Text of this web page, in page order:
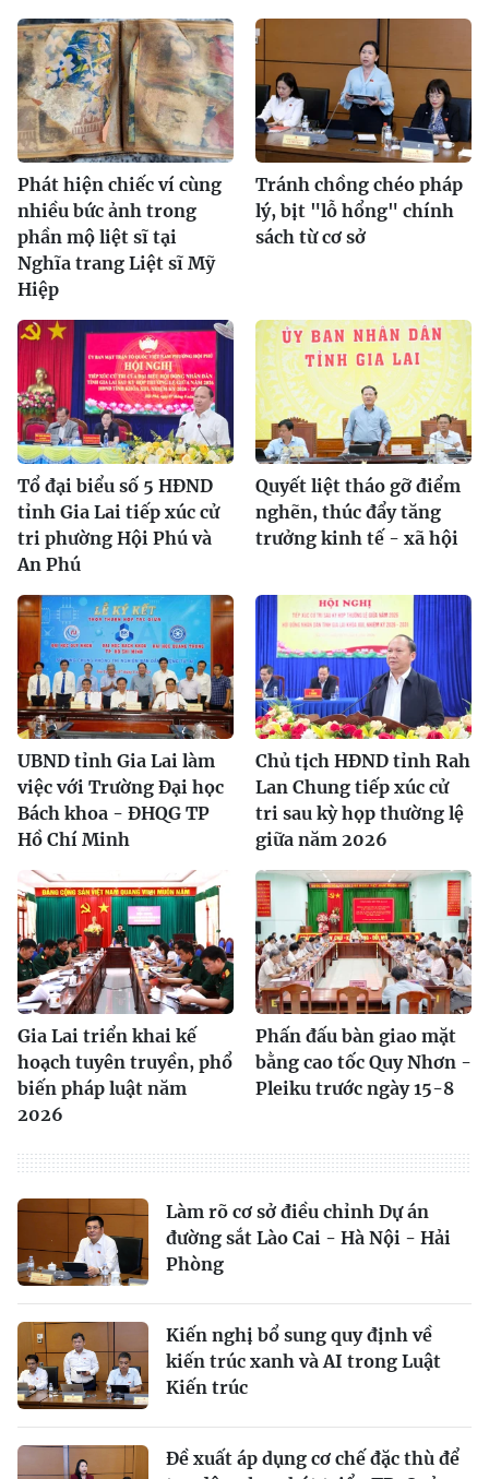
Phát hiện chiếc ví cùng
nhiều bức ảnh trong
phần mộ liệt sĩ tại
Nghĩa trang Liệt sĩ Mỹ
Hiệp
Tránh chồng chéo pháp
lý, bịt "lỗ hổng" chính
sách từ cơ sở
Tổ đại biểu số 5 HĐND
tỉnh Gia Lai tiếp xúc cử
tri phường Hội Phú và
An Phú
Quyết liệt tháo gỡ điểm
nghẽn, thúc đẩy tăng
trưởng kinh tế - xã hội
UBND tỉnh Gia Lai làm
việc với Trường Đại học
Bách khoa - ĐHQG TP
Hồ Chí Minh
Chủ tịch HĐND tỉnh Rah
Lan Chung tiếp xúc cử
tri sau kỳ họp thường lệ
giữa năm 2026
Gia Lai triển khai kế
hoạch tuyên truyền, phổ
biến pháp luật năm
2026
Phấn đấu bàn giao mặt
bằng cao tốc Quy Nhơn -
Pleiku trước ngày 15-8
Làm rõ cơ sở điều chỉnh Dự án
đường sắt Lào Cai - Hà Nội - Hải
Phòng
Kiến nghị bổ sung quy định về
kiến trúc xanh và AI trong Luật
Kiến trúc
Đề xuất áp dụng cơ chế đặc thù để